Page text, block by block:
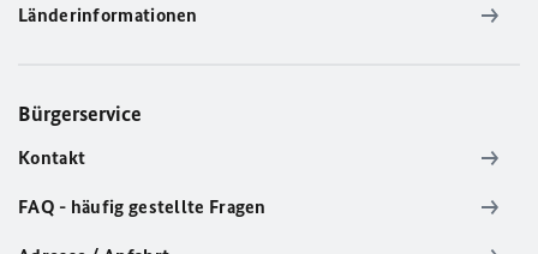
Länderinformationen
Bürgerservice
Kontakt
FAQ - häufig gestellte Fragen